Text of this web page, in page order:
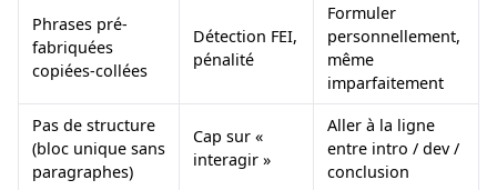
Phrases pré-
fabriquées
copiées-collées
Détection FEI,
pénalité
Formuler
personnellement,
même
imparfaitement
Pas de structure
(bloc unique sans
paragraphes)
Cap sur «
interagir »
Aller à la ligne
entre intro / dev /
conclusion